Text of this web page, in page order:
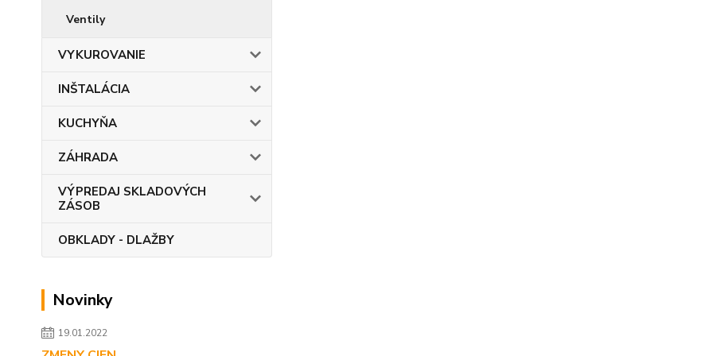
Ventily
VYKUROVANIE
INŠTALÁCIA
KUCHYŇA
ZÁHRADA
VÝPREDAJ SKLADOVÝCH
ZÁSOB
OBKLADY - DLAŽBY
Novinky
19.01.2022